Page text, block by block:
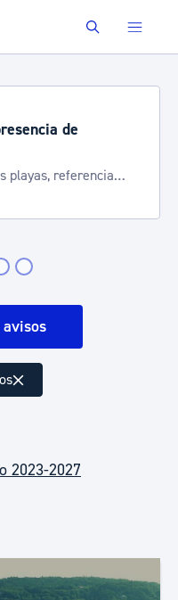
Buscar
2023-2027